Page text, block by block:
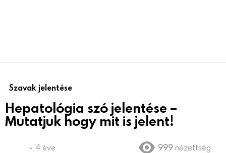
Szavak jelentése
Hepatológia szó jelentése –
Mutatjuk hogy mit is jelent!
4 éve 999 nézettség